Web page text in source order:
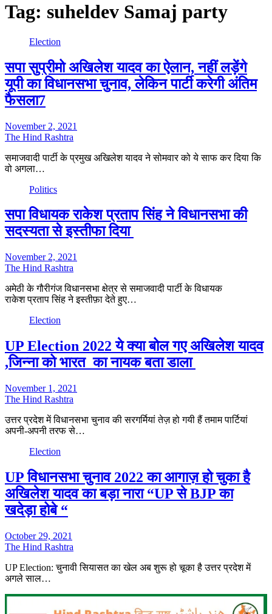
Tag: suheldev Samaj party
Election
सपा सुप्रीमो अखिलेश यादव का ऐलान, नहीं लड़ेंगे
यूपी का विधानसभा चुनाव, लेकिन पार्टी करेगी अंतिम
फैसला7
November 2, 2021
The Hind Rashtra
समाजवादी पार्टी के प्रमुख अखिलेश यादव ने सोमवार को ये साफ कर दिया कि
वो अगला…
Politics
सपा विधायक राकेश प्रताप सिंह ने विधानसभा की
सदस्यता से इस्तीफा दिया
November 2, 2021
The Hind Rashtra
अमेठी के गौरीगंज विधानसभा क्षेत्र से समाजवादी पार्टी के विधायक
राकेश प्रताप सिंह ने इस्तीफ़ा देते हुए…
Election
UP Election 2022 ये क्या बोल गए अखिलेश यादव
,जिन्ना को भारत का नायक बता डाला
November 1, 2021
The Hind Rashtra
उत्तर प्रदेश में विधानसभा चुनाव की सरगर्मियां तेज़ हो गयी हैं तमाम पार्टियां
अपनी-अपनी तरफ से…
Election
UP विधानसभा चुनाव 2022 का आगाज़ हो चुका है
अखिलेश यादव का बड़ा नारा “UP से BJP का
खदेड़ा होबे “
October 29, 2021
The Hind Rashtra
UP Election: चुनावी सियासत का खेल अब शुरू हो चूका है उत्तर प्रदेश में
अगले साल…